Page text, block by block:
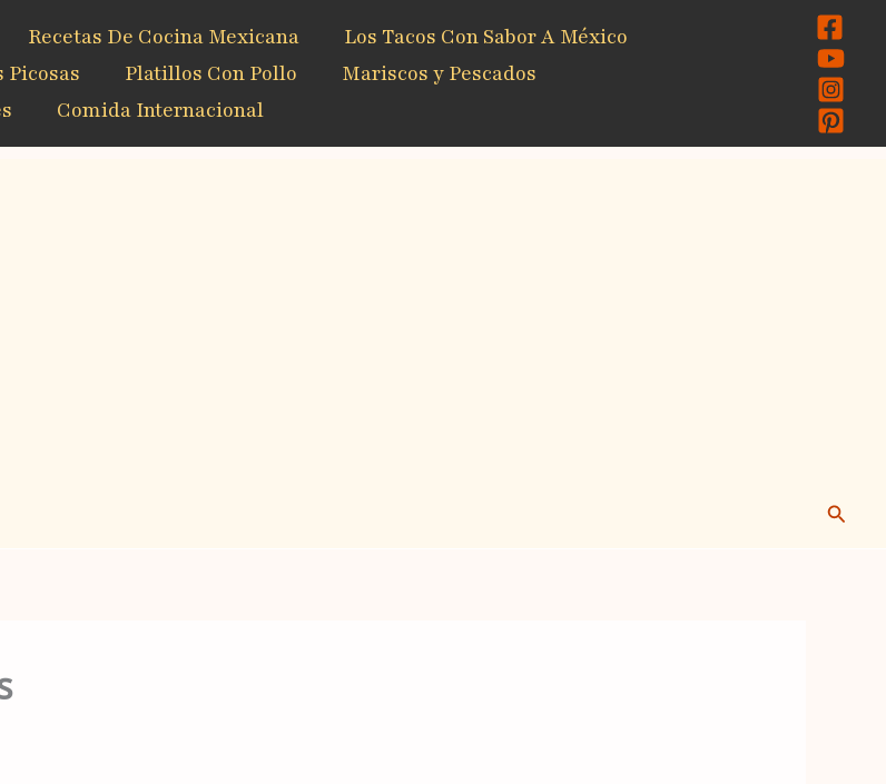
Recetas De Cocina Mexicana
Los Tacos Con Sabor A México
Picosas Platillos Con Pollo
Mariscos y Pescados
Comida Internacional